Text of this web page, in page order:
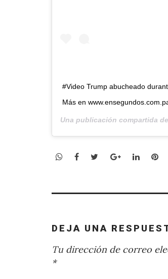
#Video Trump abucheado
Más en
Una publicación compartida de
WhatsApp
Facebook
TwitterGoogle+LinkedIn
DEJA UNA
Tu dirección de correo
*